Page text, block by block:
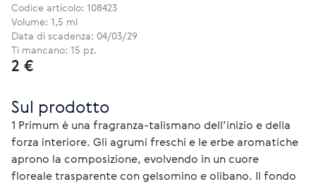
Codice articolo: 108423
Volume: 1,5 ml
Data di scadenza: 04/03/29
Ti mancano: 15 pz.
2 €
Sul prodotto
1 Primum è una fragranza-talismano dell’inizio e della
forza interiore. Gli agrumi freschi e le erbe aromatiche
aprono la composizione, evolvendo in un cuore
floreale trasparente con gelsomino e olibano. Il fondo